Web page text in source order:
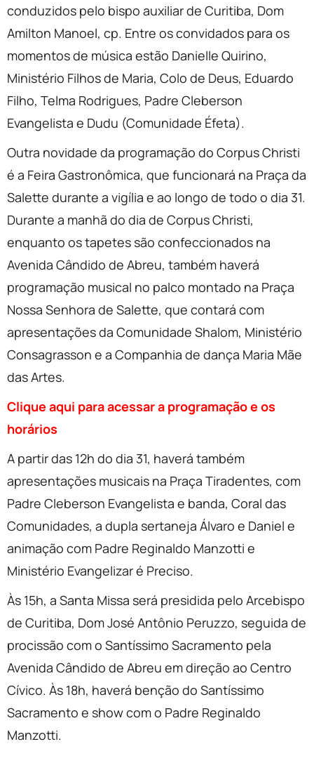
conduzidos pelo bispo auxiliar de Curitiba, Dom
Amilton Manoel, cp. Entre os convidados para os
momentos de música estão Danielle Quirino,
Ministério Filhos de Maria, Colo de Deus, Eduardo
Filho, Telma Rodrigues, Padre Cleberson
Evangelista e Dudu (Comunidade Éfeta).
Outra novidade da programação do Corpus Christi
é a Feira Gastronômica, que funcionará na Praça da
Salette durante a vigília e ao longo de todo o dia 31.
Durante a manhã do dia de Corpus Christi,
enquanto os tapetes são confeccionados na
Avenida Cândido de Abreu, também haverá
programação musical no palco montado na Praça
Nossa Senhora de Salette, que contará com
apresentações da Comunidade Shalom, Ministério
Consagrasson e a Companhia de dança Maria Mãe
das Artes.
Clique aqui para acessar a programação e os
horários
A partir das 12h do dia 31, haverá também
apresentações musicais na Praça Tiradentes, com
Padre Cleberson Evangelista e banda, Coral das
Comunidades, a dupla sertaneja Álvaro e Daniel e
animação com Padre Reginaldo Manzotti e
Ministério Evangelizar é Preciso.
Às 15h, a Santa Missa será presidida pelo Arcebispo
de Curitiba, Dom José Antônio Peruzzo, seguida de
procissão com o Santíssimo Sacramento pela
Avenida Cândido de Abreu em direção ao Centro
Cívico. Às 18h, haverá benção do Santíssimo
Sacramento e show com o Padre Reginaldo
Manzotti.